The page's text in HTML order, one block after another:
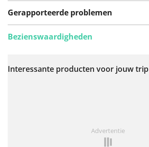
Gerapporteerde problemen
Bekijk op kaart
Bezienswaardigheden
Interessante producten voor jouw trip
Advertentie